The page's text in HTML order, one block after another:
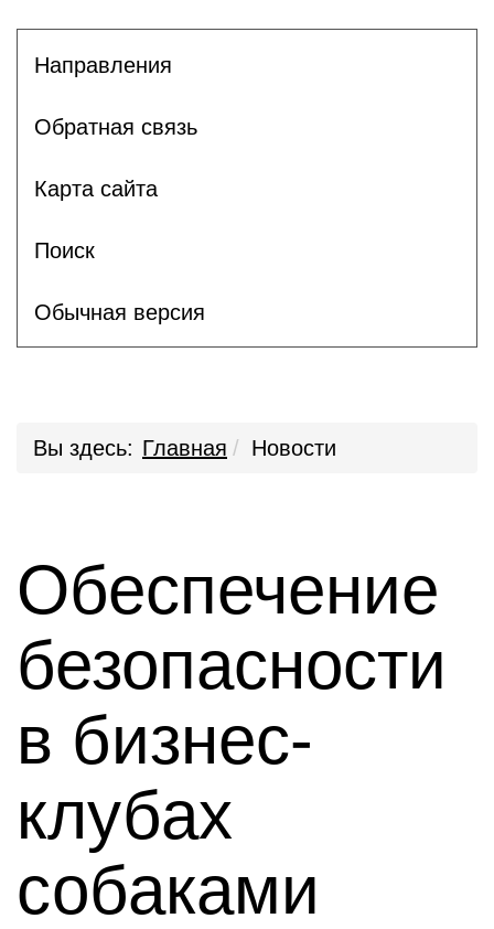
Направления
Обратная связь
Карта сайта
Поиск
Обычная версия
Вы здесь: Главная Новости
Обеспечение
безопасности
в бизнес-
клубах
собаками